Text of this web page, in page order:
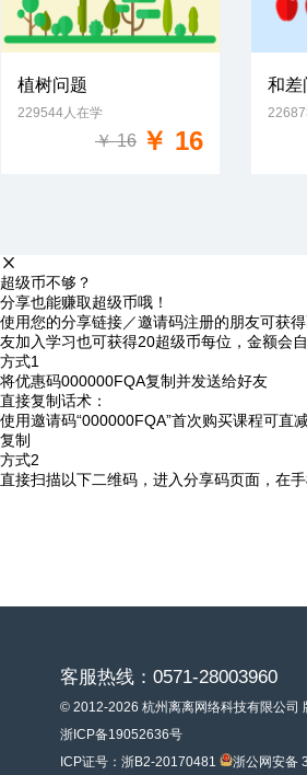
免费试学
植树问题
229544人在学
￥ 16 ￥ 16
和差
超级币不够？
分享也能赚取超级币哦！
使用您的分享链接／邀请码注册的朋友可获
友加入学习也可获得20超级币每位，金额会
方式1
将优惠码000000FQA复制并发送给好友
直接复制话术：
使用邀请码“000000FQA”首次购买课程可直
复制
方式2
直接扫描以下二维码，进入分享码页面，在
客服热线：0571-28003960
© 2012-2026 杭州离离网络科技有限公司
浙ICP备19052636号
ICP证号：浙B2-20170481
浙公网安备